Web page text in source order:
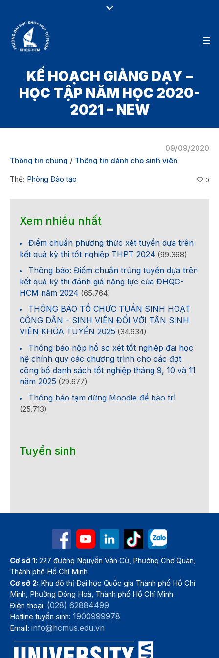
KẾ HOẠCH GIẢNG DẠY –
HỌC TẬP NĂM HỌC 2020-
2021 – NEW
09/09/2020
Thông tin chung / Thông tin dành cho sinh viên
Thẻ: Phòng Đào tạo 0
Xem nhiều nhất
Điểm chuẩn phương thức xét tuyển dựa trên
kết quả kỳ thi tốt nghiệp THPT 2024 (99.368)
Thông báo: Điểm chuẩn trúng tuyển dựa trên
kết quả kỳ thi đánh giá năng lực của ĐHQG-
HCM năm 2024 (65.764)
THÔNG BÁO TỔ CHỨC TUẦN SINH HOẠT
CÔNG DÂN – SINH VIÊN ĐỐI VỚI TÂN SINH
VIÊN KHÓA TUYỂN 2025 (34.634)
Thông báo nộp hồ sơ xét tốt nghiệp đại học
hệ chính quy các chương trình cho các đợt
công bố danh sách tốt nghiệp tháng 9, 10 và 11
năm 2025 (29.677)
Thông báo tạm dừng Moodle để bảo trì
(25.713)
Tuyển sinh
Cơ sở 1: 227 đường Nguyễn Văn Cừ, Phường Chợ Quán,
Thành phố Hồ Chí Minh
Cơ sở 2: Khu đô thị Đại học Quốc gia Thành phố Hồ Chí
Minh, Phường Đông Hoà, Thành phố Hồ Chí Minh
Điện thoại: (028) 62884499
Hotline tuyển sinh:1900999978
Email:info@hcmus.edu.vn